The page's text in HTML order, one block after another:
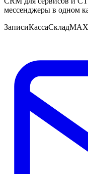
мессенджеры в одном
ЗаписиКассаСкладMAX